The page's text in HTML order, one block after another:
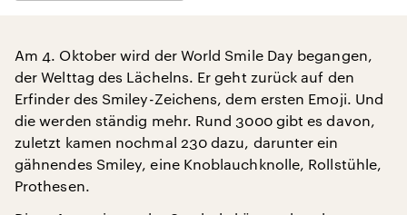
Am 4. Oktober wird der World Smile Day begangen,
der Welttag des Lächelns. Er geht zurück auf den
Erfinder des Smiley-Zeichens, dem ersten Emoji. Und
die werden ständig mehr. Rund 3000 gibt es davon,
zuletzt kamen nochmal 230 dazu, darunter ein
gähnendes Smiley, eine Knoblauchknolle, Rollstühle,
Prothesen.